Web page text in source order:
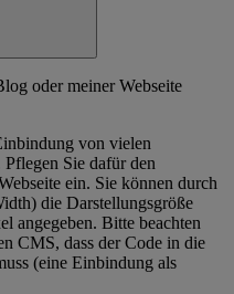
oder meiner Webseite
von vielen
Sie dafür den
ein. Sie können durch
die Darstellungsgröße
angegeben. Bitte beachten
CMS, dass der Code in die
(eine Einbindung als